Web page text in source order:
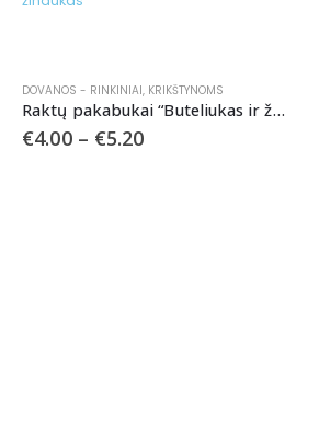
,GIMTADIENIAMS,KRIKŠTYNOMS,MERGVAKARIAMS
DOVANOS - RINKINIAI, KRIKŠTYNOMS
Raktų pakabukai “Buteliukas ir žindukas”
€4.00 – €5.20